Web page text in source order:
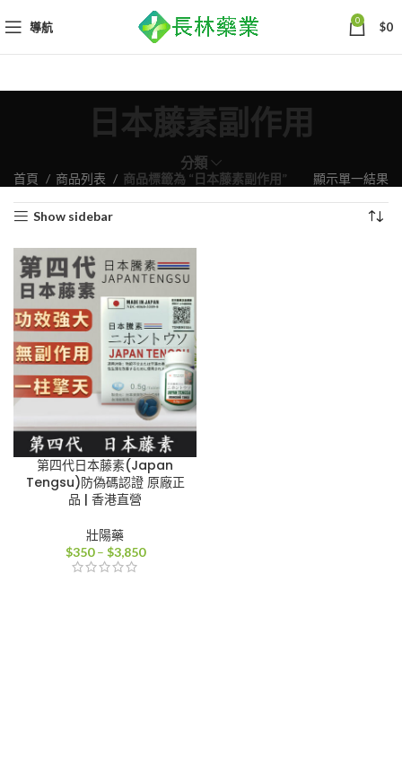
導航 0 $0
日本藤素副作用
分類
首頁 商品列表 商品標籤為 “日本藤素副作用” 顯示單一結果
Show sidebar
第四代日本藤素(Japan
Tengsu)防偽碼認證 原廠正
品 | 香港直營
壯陽藥
$350 – $3,850價